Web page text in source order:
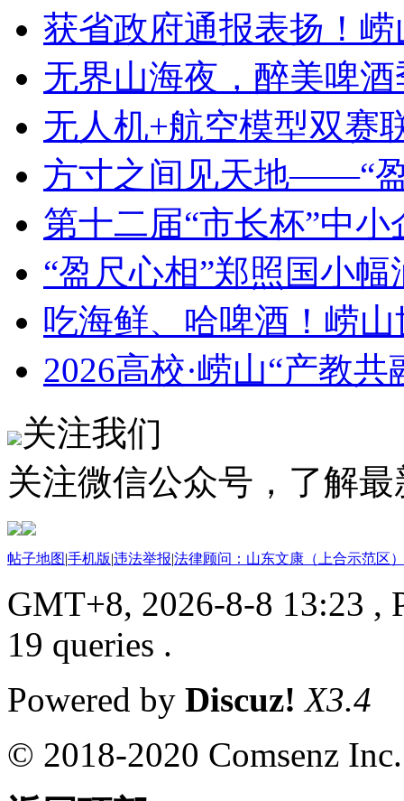
获省政府通报表扬！
无界山海夜，醉美啤
无人机+航空模型双赛
方寸之间见天地——“
第十二届“市长杯”中
“盈尺心相”郑照国小
吃海鲜、哈啤酒！崂
2026高校·崂山“产教共
关注我们
关注微信公众号，了解
帖子地图|手机版|违法举报|法律顾问：山东文康（上合示范区
GMT+8, 2026-8-8 13:23 ,
19 queries .
Powered by Discuz! X3.4
© 2018-2020 Comsenz Inc.